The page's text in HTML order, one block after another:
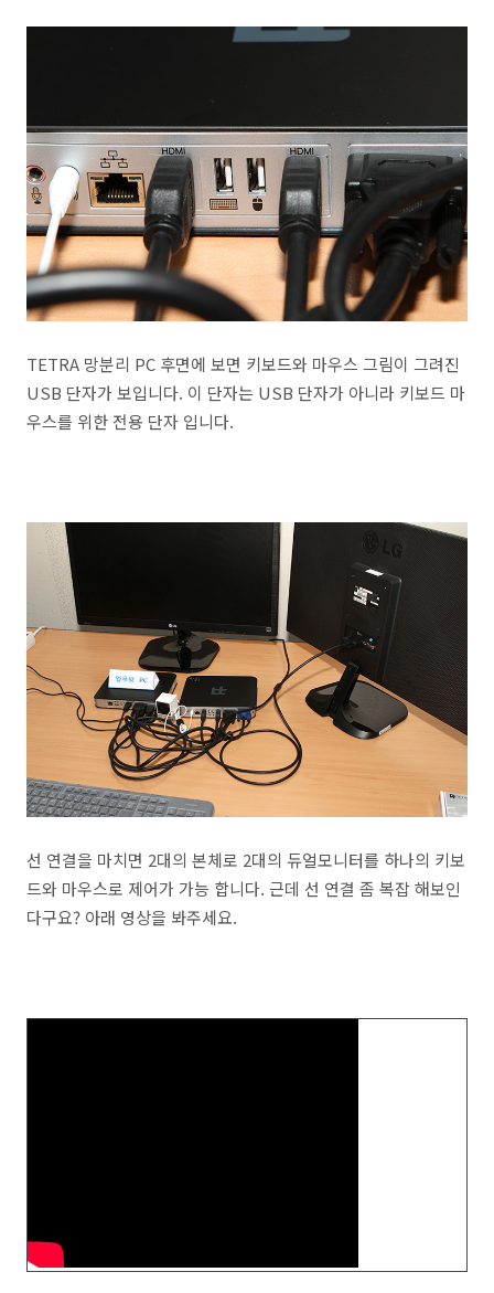
TETRA 망분리 PC 후면에 보면 키보드와 마우스 그림이 그려진
USB 단자가 보입니다. 이 단자는 USB 단자가 아니라 키보드 마
우스를 위한 전용 단자 입니다.
선 연결을 마치면 2대의 본체로 2대의 듀얼모니터를 하나의 키보
드와 마우스로 제어가 가능 합니다. 근데 선 연결 좀 복잡 해보인
다구요? 아래 영상을 봐주세요.